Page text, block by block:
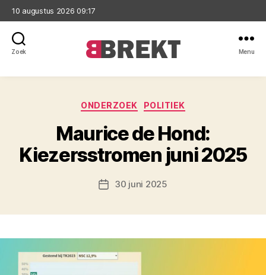
10 augustus 2026 09:17
Zoek Menu
Categorieën
ONDERZOEK POLITIEK
Maurice de Hond:
Kiezersstromen juni 2025
Berichtdatum
30 juni 2025